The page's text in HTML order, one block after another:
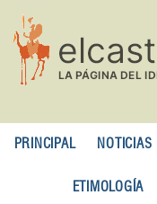
contenido
principal
PRINCIPAL NOTICIAS
ETIMOLOGÍA